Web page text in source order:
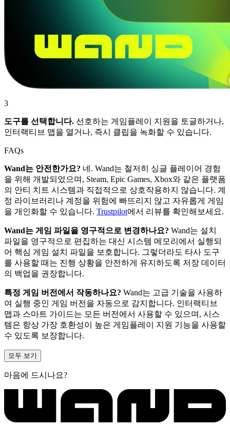
3
도구를 선택합니다. 선호하는 게임플레이 지원을 토글하거나,
인터랙티브 맵을 열거나, 즉시 클립을 녹화할 수 있습니다.
FAQs
Wand는 안전한가요? 네. Wand는 철저히 싱글 플레이어 경험
을 위해 개발되었으며, Steam, Epic Games, Xbox와 같은 플랫폼
의 안티 치트 시스템과 직접적으로 상호작용하지 않습니다. 계
정 라이브러리나 계정을 위험에 빠뜨리지 않고 자유롭게 게임
을 개인화할 수 있습니다. Trustpilot에서 리뷰를 확인해보세요.
Wand는 게임 파일을 영구적으로 변경하나요? Wand는 설치
파일을 영구적으로 편집하는 대신 시스템 메모리에서 실행되
어 핵심 게임 설치 파일을 보호합니다. 그렇더라도 타사 도구
를 사용할 때는 진행 상황을 안전하게 유지하도록 저장 데이터
의 백업을 권장합니다.
특정 게임 버전에서 작동하나요? Wand는 고급 기술을 사용하
여 실행 중인 게임 버전을 자동으로 감지합니다. 인터랙티브
맵과 스마트 가이드는 모든 버전에서 사용할 수 있으며, 시스
템은 항상 가장 호환성이 높은 게임플레이 지원 기능을 사용할
수 있도록 보장합니다.
모두 보기
마음에 드시나요?